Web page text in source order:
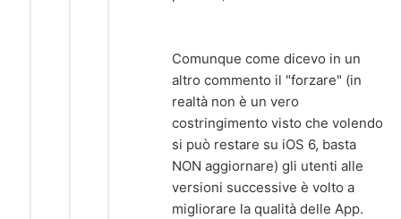
Comunque come dicevo in un
altro commento il "forzare" (in
realtà non è un vero
costringimento visto che volendo
si può restare su iOS 6, basta
NON aggiornare) gli utenti alle
versioni successive è volto a
migliorare la qualità delle App.